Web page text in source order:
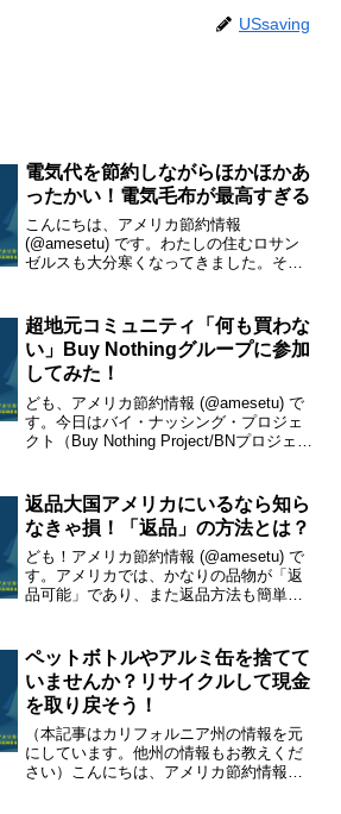
USsaving
電気代を節約しながらほかほかあ
ったかい！電気毛布が最高すぎる
こんにちは、アメリカ節約情報
(@amesetu) です。わたしの住むロサン
ゼルスも大分寒くなってきました。そこ
るタイプ、③かけ敷き兼用タイプがあり
ます。わたしは上にか...
超地元コミュニティ「何も買わな
い」Buy Nothingグループに参加
してみた！
ども、アメリカ節約情報 (@amesetu) で
す。今日はバイ・ナッシング・プロジェ
クト（Buy Nothing Project/BNプロジェク
ハイパーローカルコミュニ...
返品大国アメリカにいるなら知ら
なきゃ損！「返品」の方法とは？
ども！アメリカ節約情報 (@amesetu) で
す。アメリカでは、かなりの品物が「返
品可能」であり、また返品方法も簡単に
のか？など、アメリカでの返品について
解説します。...
ペットボトルやアルミ缶を捨てて
いませんか？リサイクルして現金
を取り戻そう！
（本記事はカリフォルニア州の情報を元
にしています。他州の情報もお教えくだ
さい）こんにちは、アメリカ節約情報